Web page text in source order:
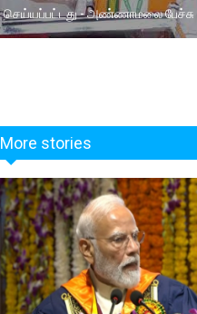
செய்யப்பட்டது - அண்ணாமலை பேச்சு
More stories